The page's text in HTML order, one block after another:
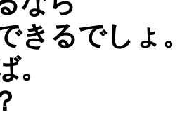
きるでしょ
。